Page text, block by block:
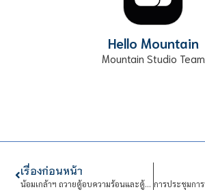
Hello Mountain
Mountain Studio Team
เรื่องก่อนหน้า
น้อมเกล้าฯ ถวายตู้อบความร้อนและตู้อบโอโซน แด่สมเด็จพระกนิษฐาธิราชเจ้า ฯ